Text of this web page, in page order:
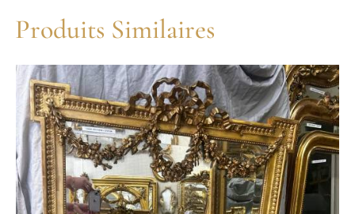
Produits Similaires